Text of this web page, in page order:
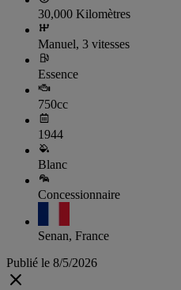
30,000 Kilomètres
Manuel, 3 vitesses
Essence
750cc
1944
Blanc
Concessionnaire
Senan, France
Publié le 8/5/2026